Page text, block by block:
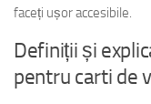
faceți ușor accesibile.
Definiții și
pentru carti de